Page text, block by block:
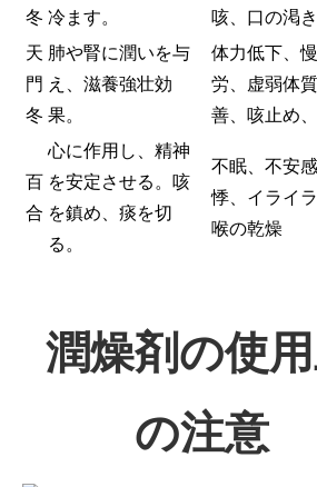
冬 冷ます。
咳、口の渇き
天
門
冬
肺や腎に潤いを与
え、滋養強壮効
果。
体力低下、
労、虚弱体
善、咳止め
百
合
心に作用し、精神
を安定させる。咳
を鎮め、痰を切
る。
不眠、不安
悸、イライラ
喉の乾燥
潤燥剤の使
の注意